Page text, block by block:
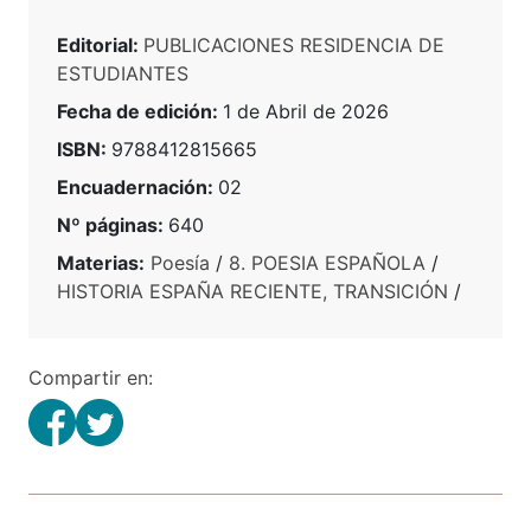
Editorial: PUBLICACIONES RESIDENCIA DE
ESTUDIANTES
Fecha de edición: 1 de Abril de 2026
ISBN: 9788412815665
Encuadernación: 02
Nº páginas: 640
Materias: Poesía / 8. POESIA ESPAÑOLA /
HISTORIA ESPAÑA RECIENTE, TRANSICIÓN /
Compartir en: